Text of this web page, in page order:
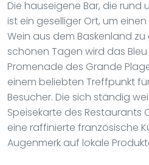
Die hauseigene Bar, die rund
ist ein geselliger Ort, um
Wein aus dem Baskenland
schönen Tagen wird das
Promenade des Grande
einem beliebten Treffpunkt
Besucher. Die sich ständig
Speisekarte des Restaurants
eine raffinierte französische
Augenmerk auf lokale